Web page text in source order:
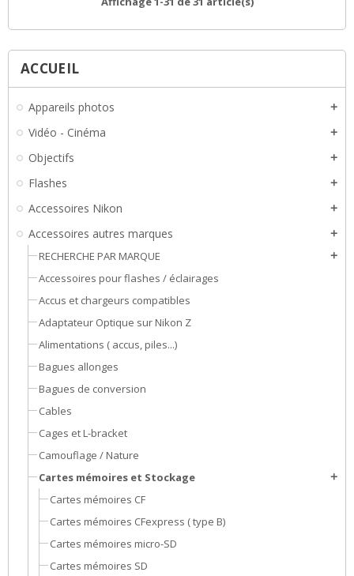
ACCUEIL
Appareils photos add
Vidéo - Cinéma add
Objectifs add
Flashes add
Accessoires Nikon add
Accessoires autres marques add
RECHERCHE PAR MARQUE add
Accessoires pour flashes / éclairages
Accus et chargeurs compatibles
Adaptateur Optique sur Nikon Z
Alimentations ( accus, piles...)
Bagues allonges
Bagues de conversion
Cables
Cages et L-bracket
Camouflage / Nature
Cartes mémoires et Stockage
add
Cartes mémoires CF
Cartes mémoires CFexpress ( type B)
Cartes mémoires micro-SD
Cartes mémoires SD